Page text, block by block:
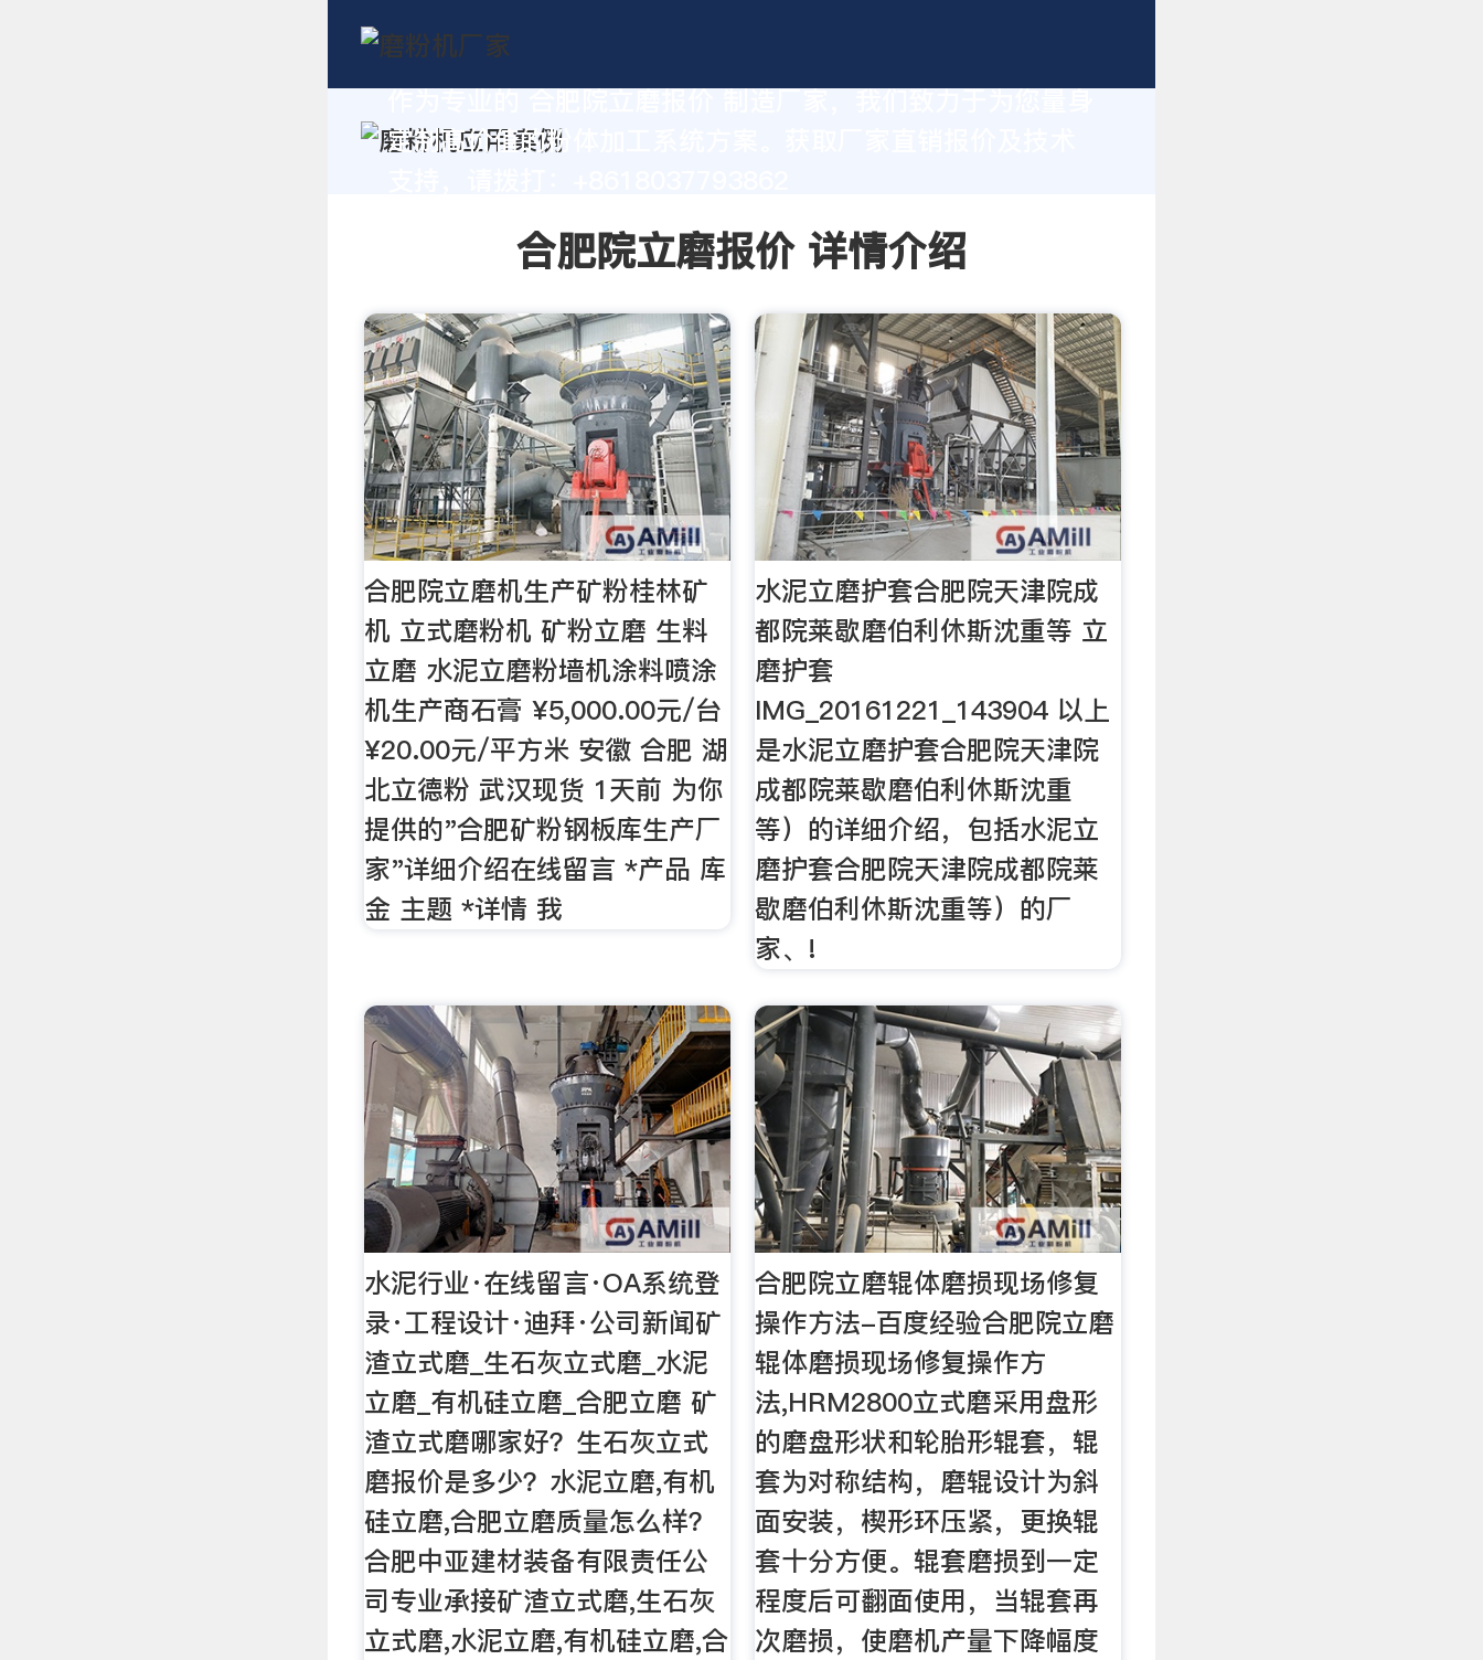
定制高价值的粉体加工系统方案。获取厂家直销报价及技术
合肥院立磨报价 详情介绍
合肥院立磨机生产矿粉桂林矿
机 立式磨粉机 矿粉立磨 生料
立磨 水泥立磨粉墙机涂料喷涂
机生产商石膏 ¥5,000.00元/台
¥20.00元/平方米 安徽 合肥 湖
北立德粉 武汉现货 1天前 为你
提供的"合肥矿粉钢板库生产厂
家"详细介绍在线留言 *产品 库
金 主题 *详情 我
水泥立磨护套合肥院天津院成
都院莱歇磨伯利休斯沈重等 立
磨护套
IMG_20161221_143904 以上
是水泥立磨护套合肥院天津院
成都院莱歇磨伯利休斯沈重
等）的详细介绍，包括水泥立
磨护套合肥院天津院成都院莱
歇磨伯利休斯沈重等）的厂
家、!
水泥行业·在线留言·OA系统登
录·工程设计·迪拜·公司新闻矿
渣立式磨_生石灰立式磨_水泥
立磨_有机硅立磨_合肥立磨 矿
渣立式磨哪家好？生石灰立式
磨报价是多少？水泥立磨,有机
硅立磨,合肥立磨质量怎么样？
合肥中亚建材装备有限责任公
司专业承接矿渣立式磨,生石灰
立式磨,水泥立磨,有机硅立磨,合
合肥院立磨辊体磨损现场修复
操作方法-百度经验合肥院立磨
辊体磨损现场修复操作方
法,HRM2800立式磨采用盘形
的磨盘形状和轮胎形辊套，辊
套为对称结构，磨辊设计为斜
面安装，楔形环压紧，更换辊
套十分方便。辊套磨损到一定
程度后可翻面使用，当辊套再
次磨损，使磨机产量下降幅度